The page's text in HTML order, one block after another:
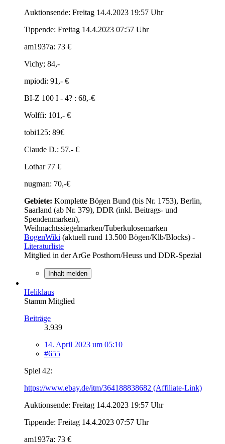
Auktionsende: Freitag 14.4.2023 19:57 Uhr
Tippende: Freitag 14.4.2023 07:57 Uhr
am1937a: 73 €
Vichy; 84,-
mpiodi: 91,- €
BI-Z 100 I - 4? : 68,-€
Wolffi: 101,- €
tobi125: 89€
Claude D.: 57.- €
Lothar 77 €
nugman: 70,-€
Gebiete: Komplette Bögen Bund (bis Nr. 1753), Berlin,
Saarland (ab Nr. 379), DDR (inkl. Beitrags- und
Spendenmarken),
Weihnachtssiegelmarken/Tuberkulosemarken
BogenWiki (aktuell rund 13.500 Bögen/Klb/Blocks) -
Literaturliste
Mitglied in der ArGe Posthorn/Heuss und DDR-Spezial
Inhalt melden
Heliklaus
Stamm Mitglied
Beiträge
3.939
14. April 2023 um 05:10
#655
Spiel 42:
https://www.ebay.de/itm/364188838682 (Affiliate-Link)
Auktionsende: Freitag 14.4.2023 19:57 Uhr
Tippende: Freitag 14.4.2023 07:57 Uhr
am1937a: 73 €